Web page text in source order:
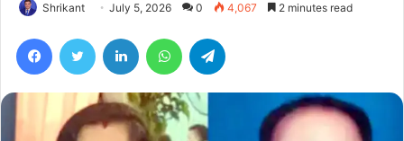
Shrikant July 5, 2026 0 4,067 2 minutes read